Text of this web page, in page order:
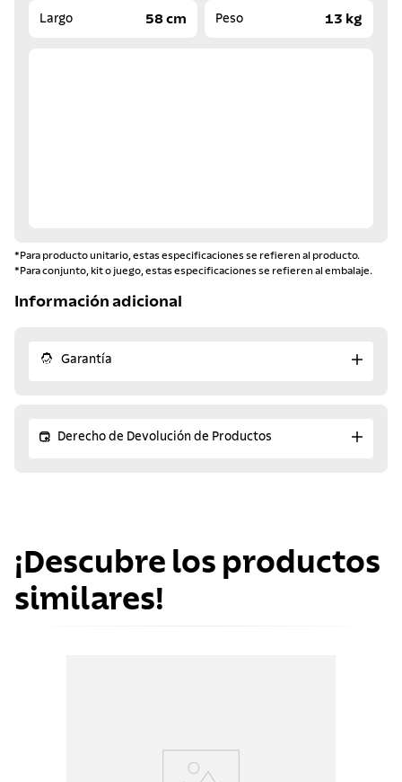
Largo 58 cm Peso 13 kg
*Para producto unitario, estas especificaciones se refieren al producto.
*Para conjunto, kit o juego, estas especificaciones se refieren al embalaje.
Información adicional
Garantía
Derecho de Devolución de Productos
¡Descubre los productos
similares!